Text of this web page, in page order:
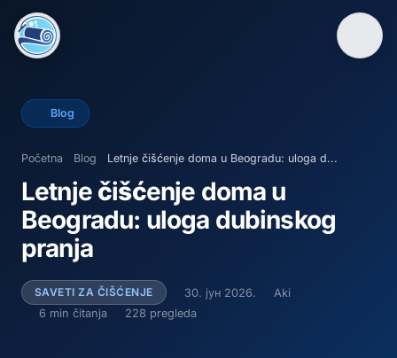
Blog
Početna Blog Letnje čišćenje doma u Beogradu: uloga d...
Letnje čišćenje doma u
Beogradu: uloga dubinskog
pranja
SAVETI ZA ČIŠĆENJE 30. јун 2026.
Aki
6 min čitanja 228 pregleda